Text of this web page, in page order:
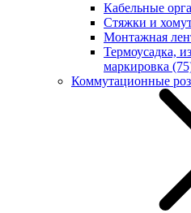
Кабельные
Стяжки и
Монтажная
Термоусадка,
маркировка
Коммутационные